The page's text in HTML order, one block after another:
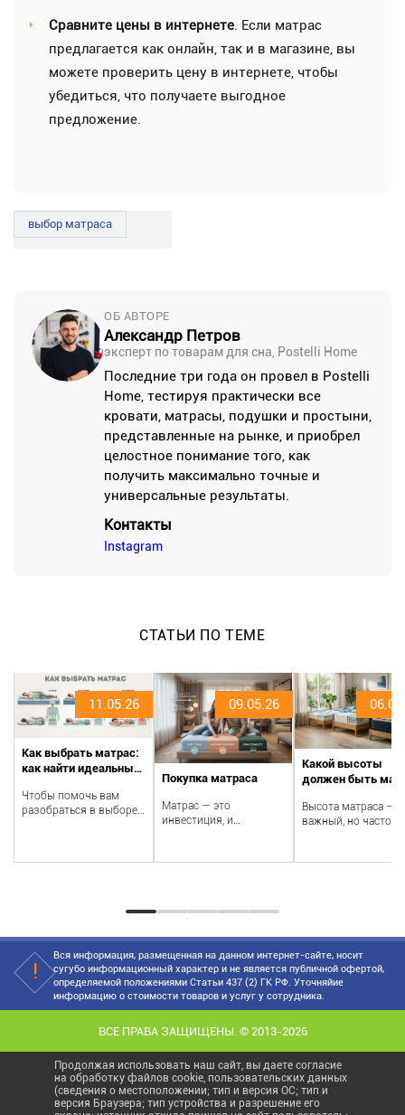
Сравните цены в интернете. Если матрас
предлагается как онлайн, так и в магазине, вы
можете проверить цену в интернете, чтобы
убедиться, что получаете выгодное
предложение.
выбор матраса
ОБ АВТОРЕ
Александр Петров
эксперт по товарам для сна, Postelli Home
Последние три года он провел в Postelli
Home, тестируя практически все
кровати, матрасы, подушки и простыни,
представленные на рынке, и приобрел
целостное понимание того, как
получить максимально точные и
универсальные результаты.
Контакты
Instagram
СТАТЬИ ПО ТЕМЕ
11.05.26
Как выбрать матрас:
как найти идеальный
Чтобы помочь вам
разобраться в выборе
09.05.26
Покупка матраса
Матрас — это
инвестиция, и
долгосрочное влияние
Какой высоты
должен быть
Высота матраса —
важный, но часто
ощущения и хара...
Вся информация, размещенная на данном интернет-сайте, носит
сугубо информационный характер и не является публичной офертой,
определяемой положениями Статьи 437 (2) ГК РФ. Уточняйие
информацию о стоимости товаров и услуг у сотрудника.
ВСЕ ПРАВА ЗАЩИЩЕНЫ. © 2013-2026
Продолжая использовать наш сайт, вы даете согласие
на обработку файлов cookie, пользовательских данных
(сведения о местоположении; тип и версия ОС; тип и
версия Браузера; тип устройства и разрешение его